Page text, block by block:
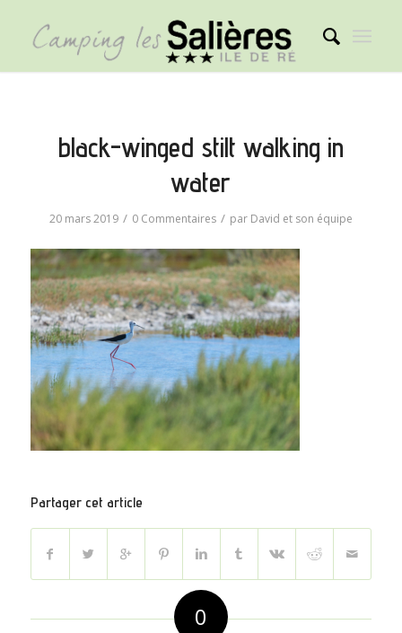
black-winged stilt walking in
water
20 mars 2019 / 0 Commentaires / par David et son équipe
Partager cet article
0